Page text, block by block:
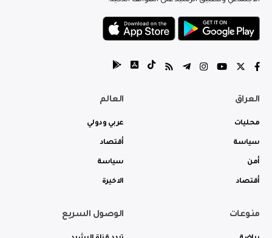
العراق
محليات
سياسة
أمن
أقتصاد
العالم
عربي ودولي
أقتصاد
سياسة
الاخيرة
منوعات الوصول السريع